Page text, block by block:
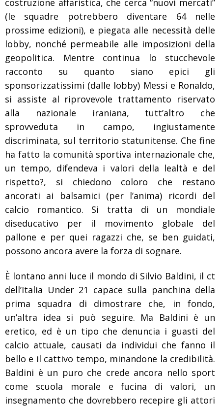
costruzione affaristica, che cerca “nuovi mercati”
(le squadre potrebbero diventare 64 nelle
prossime edizioni), e piegata alle necessità delle
lobby, nonché permeabile alle imposizioni della
geopolitica. Mentre continua lo stucchevole
racconto su quanto siano epici gli
sponsorizzatissimi (dalle lobby) Messi e Ronaldo,
si assiste al riprovevole trattamento riservato
alla nazionale iraniana, tutt’altro che
sprovveduta in campo, ingiustamente
discriminata, sul territorio statunitense. Che fine
ha fatto la comunità sportiva internazionale che,
un tempo, difendeva i valori della lealtà e del
rispetto?, si chiedono coloro che restano
ancorati ai balsamici (per l’anima) ricordi del
calcio romantico. Si tratta di un mondiale
diseducativo per il movimento globale del
pallone e per quei ragazzi che, se ben guidati,
possono ancora avere la forza di sognare.
È lontano anni luce il mondo di Silvio Baldini, il ct
dell’Italia Under 21 capace sulla panchina della
prima squadra di dimostrare che, in fondo,
un’altra idea si può seguire. Ma Baldini è un
eretico, ed è un tipo che denuncia i guasti del
calcio attuale, causati da individui che fanno il
bello e il cattivo tempo, minandone la credibilità.
Baldini è un puro che crede ancora nello sport
come scuola morale e fucina di valori, un
insegnamento che dovrebbero recepire gli attori